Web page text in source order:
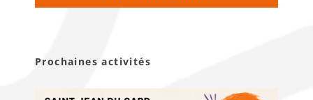
Prochaines activités